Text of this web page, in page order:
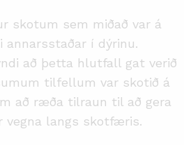
skotum sem miðað var á
annarsstaðar í dýrinu.
að þetta hlutfall gat verið
tilfellum var skotið á
að ræða tilraun til að gera
vegna langs skotfæris.